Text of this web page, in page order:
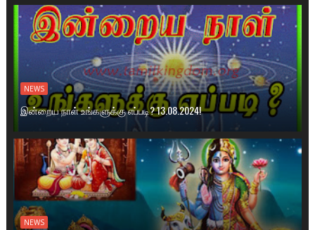
NEWS
இன்றைய நாள் உங்களுக்கு எப்படி? 13.08.2024!
NEWS